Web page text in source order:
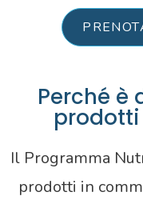
Perché è
Il Programma
prodotti in